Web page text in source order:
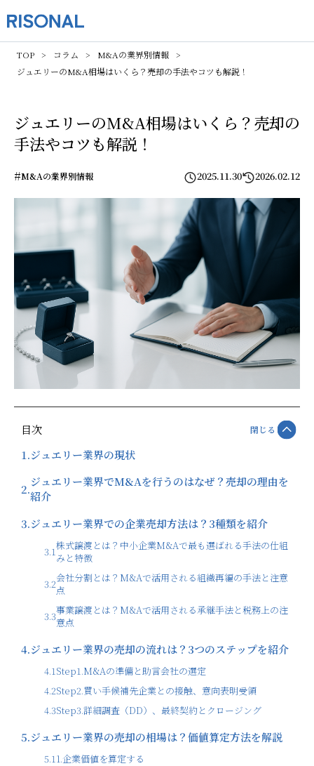
TOP コラム
M&Aの業界別情報
ジュエリーのM&A相場はいくら？売却の手法やコツも解説！
ジュエリーのM&A相場はいくら？売却の
手法やコツも解説！
#M&Aの業界別情報 2025.11.30 2026.02.12
目次 閉じる
1.ジュエリー業界の現状
2.ジュエリー業界でM&Aを行うのはなぜ？売却の理由を
紹介
3.ジュエリー業界での企業売却方法は？3種類を紹介
3.1株式譲渡とは？中小企業M&Aで最も選ばれる手法の仕組
みと特徴
3.2会社分割とは？M&Aで活用される組織再編の手法と注意
点
3.3事業譲渡とは？M&Aで活用される承継手法と税務上の注
意点
4.ジュエリー業界の売却の流れは？3つのステップを紹介
4.1Step1.M&Aの準備と助言会社の選定
4.2Step2.買い手候補先企業との接触、意向表明受領
4.3Step3.詳細調査（DD）、最終契約とクロージング
5.ジュエリー業界の売却の相場は？価値算定方法を解説
5.11.企業価値を算定する